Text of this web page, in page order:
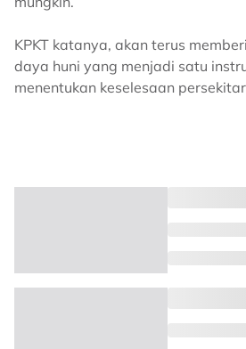
KPKT katanya, akan terus
daya huni yang menjadi satu
menentukan keselesaan